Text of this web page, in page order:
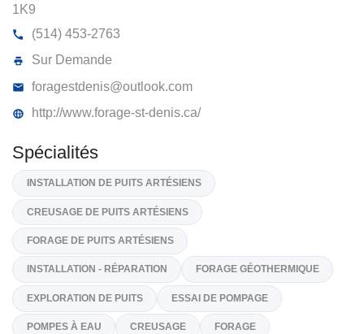
FORAGE ST-DENIS INC
1730, Boul De La Cité-Des-Jeunes, Les Cèdres
(514) 453-2763
foragestdenis@outlook.com
http://www.forage-st-denis.ca/
Spécialités
INSTALLATION DE PUITS ARTÉSIENS